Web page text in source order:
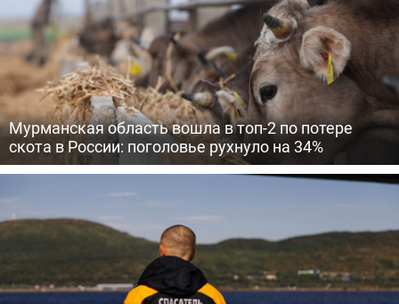
Мурманская область вошла в топ-2 по потере
скота в России: поголовье рухнуло на 34%